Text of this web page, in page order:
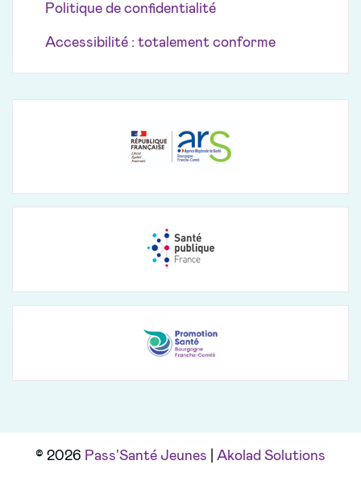
Politique de confidentialité
Accessibilité : totalement conforme
© 2026 Pass'Santé Jeunes Akolad Solutions